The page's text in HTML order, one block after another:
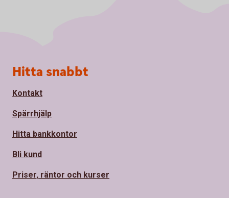
Sidfot
Hitta snabbt
Kontakt
Spärrhjälp
Hitta bankkontor
Bli kund
Priser, räntor och kurser